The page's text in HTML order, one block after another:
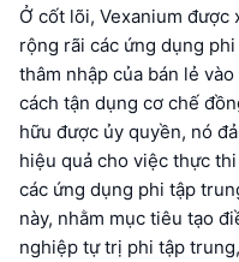
Ở cốt lõi, Vexanium được
rộng rãi các ứng dụng
thâm nhập của bán lẻ
cách tận dụng cơ chế
hữu được ủy quyền, nó
hiệu quả cho việc thực
các ứng dụng phi tập
này, nhằm mục tiêu tạo
nghiệp tự trị phi tập